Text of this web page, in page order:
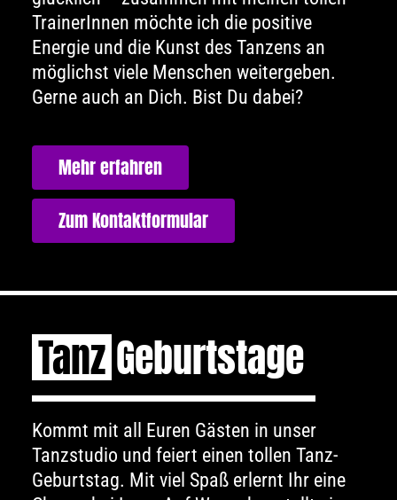
TrainerInnen möchte ich die positive
Energie und die Kunst des Tanzens an
möglichst viele Menschen weitergeben.
Gerne auch an Dich. Bist Du dabei?
Mehr erfahren
Zum Kontaktformular
TanzGeburtstage
Kommt mit all Euren Gästen in unser
Tanzstudio und feiert einen tollen Tanz-
Geburtstag. Mit viel Spaß erlernt Ihr eine